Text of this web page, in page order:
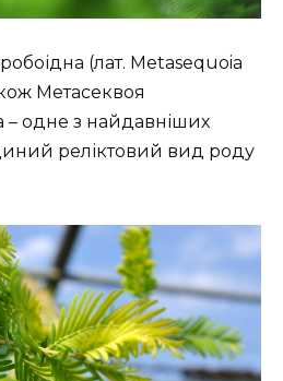
(лат. Metasequoia
Метасеквоя
– одне з найдавніших
реліктовий вид роду